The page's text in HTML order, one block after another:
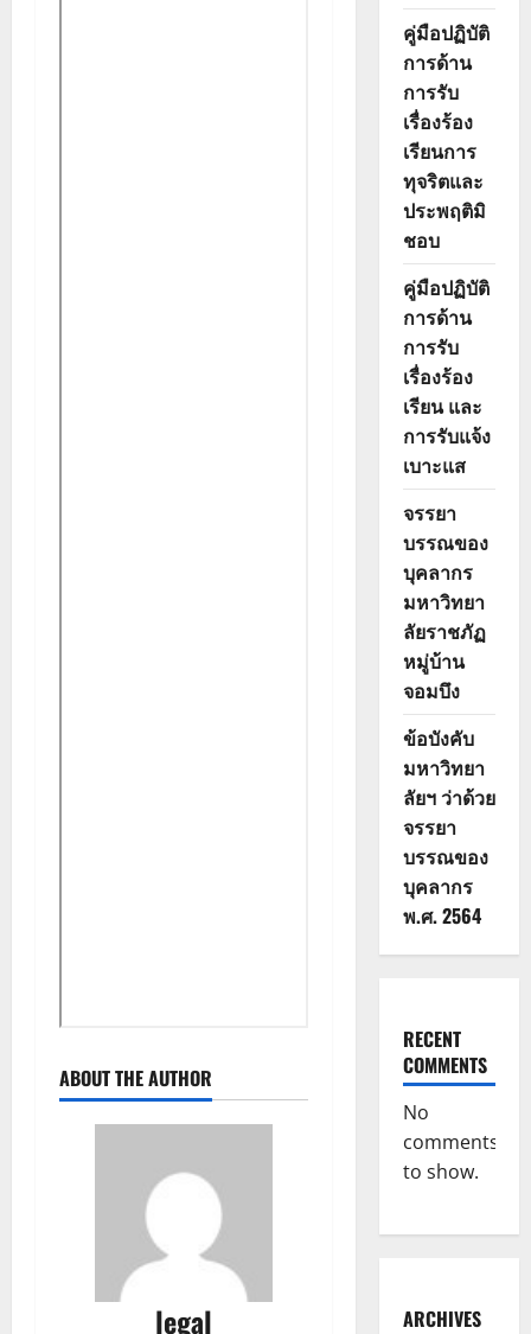
ABOUT THE AUTHOR
legal
คู่มือปฏิบัติ
การด้าน
การรับ
เรื่องร้อง
เรียนการ
ทุจริตและ
ประพฤติมิ
ชอบ
คู่มือปฏิบัติ
การด้าน
การรับ
เรื่องร้อง
เรียน และ
การรับแจ้ง
เบาะแส
จรรยา
บรรณของ
บุคลากร
มหาวิทยา
ลัยราชภัฏ
หมู่บ้าน
จอมบึง
ข้อบังคับ
มหาวิทยา
ลัยฯ ว่าด้วย
จรรยา
บรรณของ
บุคลากร
พ.ศ. 2564
RECENT
COMMENTS
No
comments
to show.
ARCHIVES